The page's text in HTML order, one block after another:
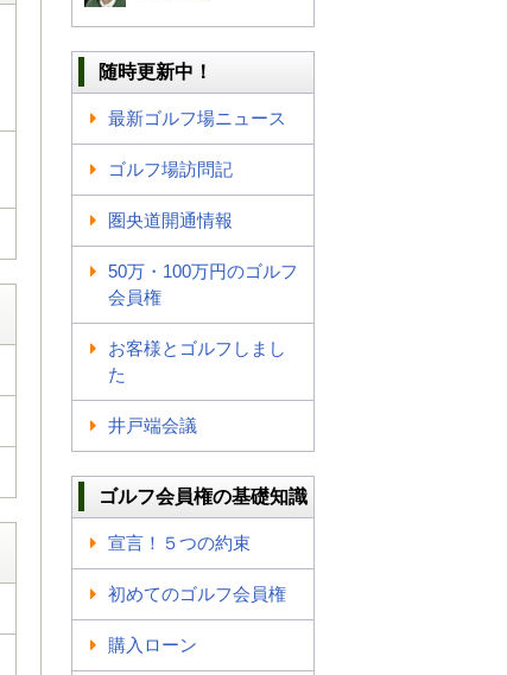
随時更新中！
最新ゴルフ場ニュース
ゴルフ場訪問記
圏央道開通情報
50万・100万円のゴルフ
会員権
お客様とゴルフしまし
た
井戸端会議
ゴルフ会員権の基礎知識
宣言！５つの約束
初めてのゴルフ会員権
購入ローン